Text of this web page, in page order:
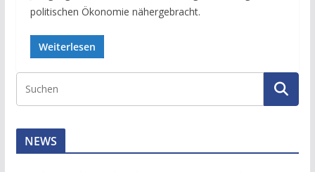
politischen Ökonomie nähergebracht.
Weiterlesen
NEWS